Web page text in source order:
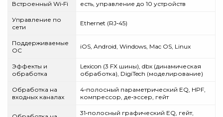
Встроенный Wi‑Fi есть, управление до 10 устройств
Управление по
сети
Ethernet (RJ‑45)
Поддерживаемые
ОС
iOS, Android, Windows, Mac OS, Linux
Эффекты и
обработка
Lexicon (3 FX шины), dbx (динамическая
обработка), DigiTech (моделирование)
Обработка на
входных каналах
4‑полосный параметрический EQ, HPF,
компрессор, де‑эссер, гейт
31‑полосный графический EQ, гейт,